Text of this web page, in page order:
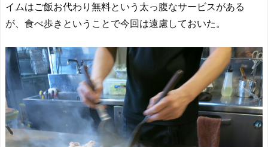
イムはご飯お代わり無料という太っ腹なサービスがある
が、食べ歩きということで今回は遠慮しておいた。